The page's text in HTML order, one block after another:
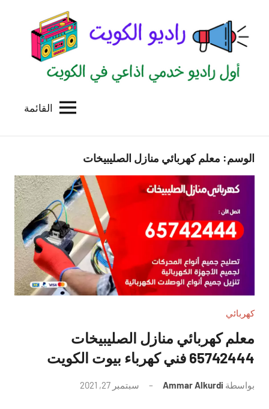
المحتوى
الكويت
للاعلانات
بالكويت
القائمة
الوسم: معلم كهربائي منازل الصليبيخات
كهربائي
معلم كهربائي منازل الصليبيخات
65742444 فني كهرباء بيوت الكويت
بواسطة Ammar Alkurdi سبتمبر 27, 2021